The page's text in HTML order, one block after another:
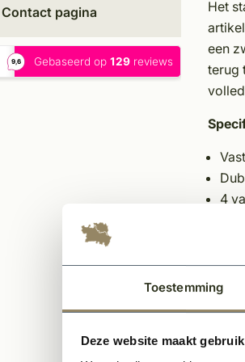
Toestemming
Deze website maakt
Contact pagina
Het
een
terug
4